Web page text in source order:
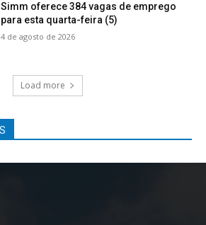
Simm oferece 384 vagas de emprego
para esta quarta-feira (5)
4 de agosto de 2026
Load more